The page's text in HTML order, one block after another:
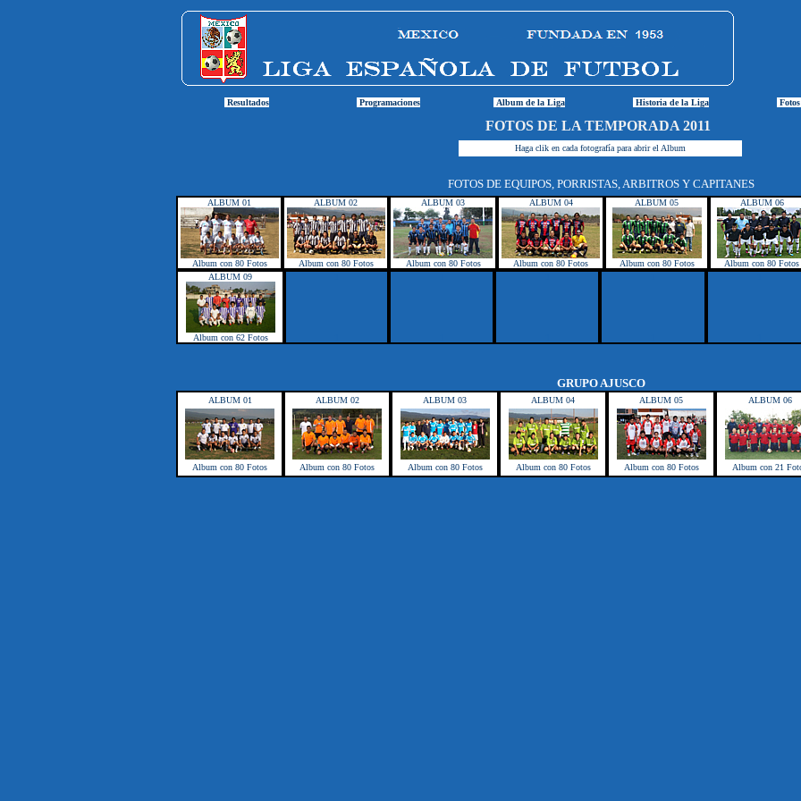
Resultados Programaciones Album de la Liga Historia de la Liga
FOTOS DE LA TEMPORADA 2011
Haga clik en cada fotografía para abrir el Album
FOTOS DE EQUIPOS, PORRISTAS, ARBITROS Y CAPITANES
ALBUM 01 ALBUM 02 ALBUM 03 ALBUM 04 ALBUM 05 ALBUM 06
Album con 80 Fotos Album con 80 Fotos Album con 80 Fotos Album con 80 Fotos Album con 80 Fotos
Album con 80 Fotos
ALBUM 09
Album con 62 Fotos
GRUPO AJUSCO
ALBUM 01 ALBUM 02 ALBUM 03 ALBUM 04 ALBUM 05 ALBUM 06
Album con 80 Fotos Album con 80 Fotos Album con 80 Fotos Album con 80 Fotos Album con 80 Fotos Album con 21